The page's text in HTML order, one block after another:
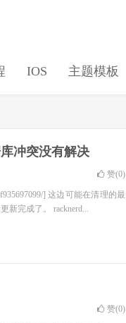
IOS 主题模板
冲突没有解决
赞(0)
] 这边可能在清理的最
新完成了。 racknerd...
赞(0)